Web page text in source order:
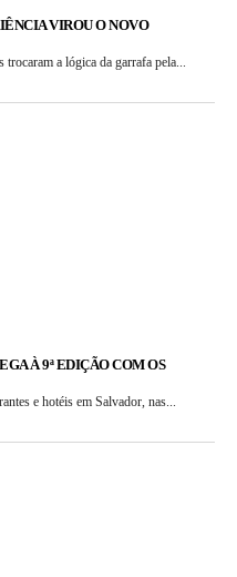
VIROU O NOVO
a lógica da garrafa pela...
À 9ª EDIÇÃO COM OS
e hotéis em Salvador, nas...